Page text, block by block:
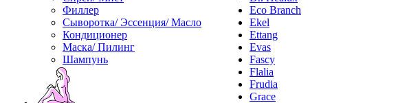
Филлер
Сыворотка/ Эссенция/ Масло
Кондиционер
Маска/ Пилинг
Шампунь
Eco Branch
Ekel
Ettang
Evas
Fascy
Flalia
Frudia
Grace